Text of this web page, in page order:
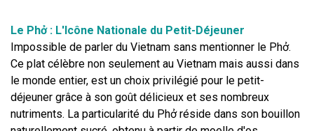
Le Phở : L'Icône Nationale du Petit-Déjeuner
Impossible de parler du Vietnam sans mentionner le Phở.
Ce plat célèbre non seulement au Vietnam mais aussi dans
le monde entier, est un choix privilégié pour le petit-
déjeuner grâce à son goût délicieux et ses nombreux
nutriments. La particularité du Phở réside dans son bouillon